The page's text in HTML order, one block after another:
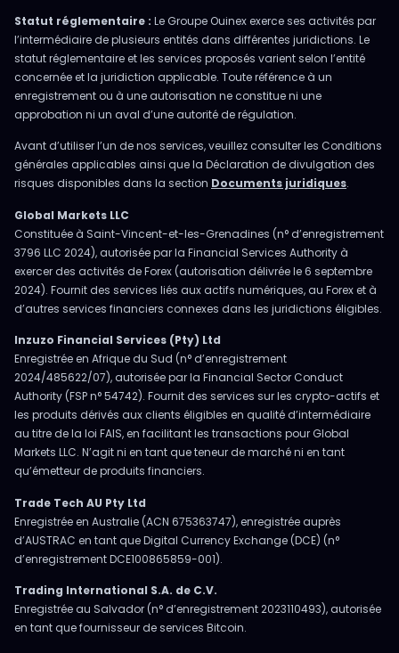
Statut réglementaire : Le Groupe Ouinex exerce ses activités par
l’intermédiaire de plusieurs entités dans différentes juridictions. Le
statut réglementaire et les services proposés varient selon l’entité
concernée et la juridiction applicable. Toute référence à un
enregistrement ou à une autorisation ne constitue ni une
approbation ni un aval d’une autorité de régulation.
Avant d’utiliser l’un de nos services, veuillez consulter les Conditions
générales applicables ainsi que la Déclaration de divulgation des
risques disponibles dans la section Documents juridiques.
Global Markets LLC
Constituée à Saint-Vincent-et-les-Grenadines (n° d’enregistrement
3796 LLC 2024), autorisée par la Financial Services Authority à
exercer des activités de Forex (autorisation délivrée le 6 septembre
2024). Fournit des services liés aux actifs numériques, au Forex et à
d’autres services financiers connexes dans les juridictions éligibles.
Inzuzo Financial Services (Pty) Ltd
Enregistrée en Afrique du Sud (n° d’enregistrement
2024/485622/07), autorisée par la Financial Sector Conduct
Authority (FSP n° 54742). Fournit des services sur les crypto-actifs et
les produits dérivés aux clients éligibles en qualité d’intermédiaire
au titre de la loi FAIS, en facilitant les transactions pour Global
Markets LLC. N’agit ni en tant que teneur de marché ni en tant
qu’émetteur de produits financiers.
Trade Tech AU Pty Ltd
Enregistrée en Australie (ACN 675363747), enregistrée auprès
d’AUSTRAC en tant que Digital Currency Exchange (DCE) (n°
d’enregistrement DCE100865859-001).
Trading International S.A. de C.V.
Enregistrée au Salvador (n° d’enregistrement 2023110493), autorisée
en tant que fournisseur de services Bitcoin.